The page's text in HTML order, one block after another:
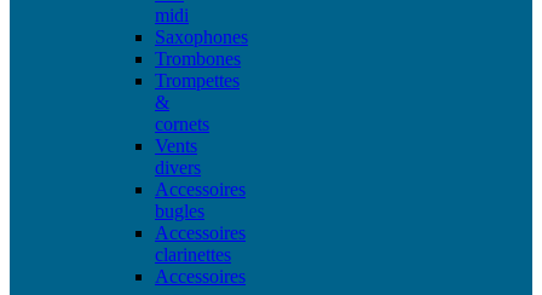
midi
Saxophones
Trombones
Trompettes
&
cornets
Vents
divers
Accessoires
bugles
Accessoires
clarinettes
Accessoires